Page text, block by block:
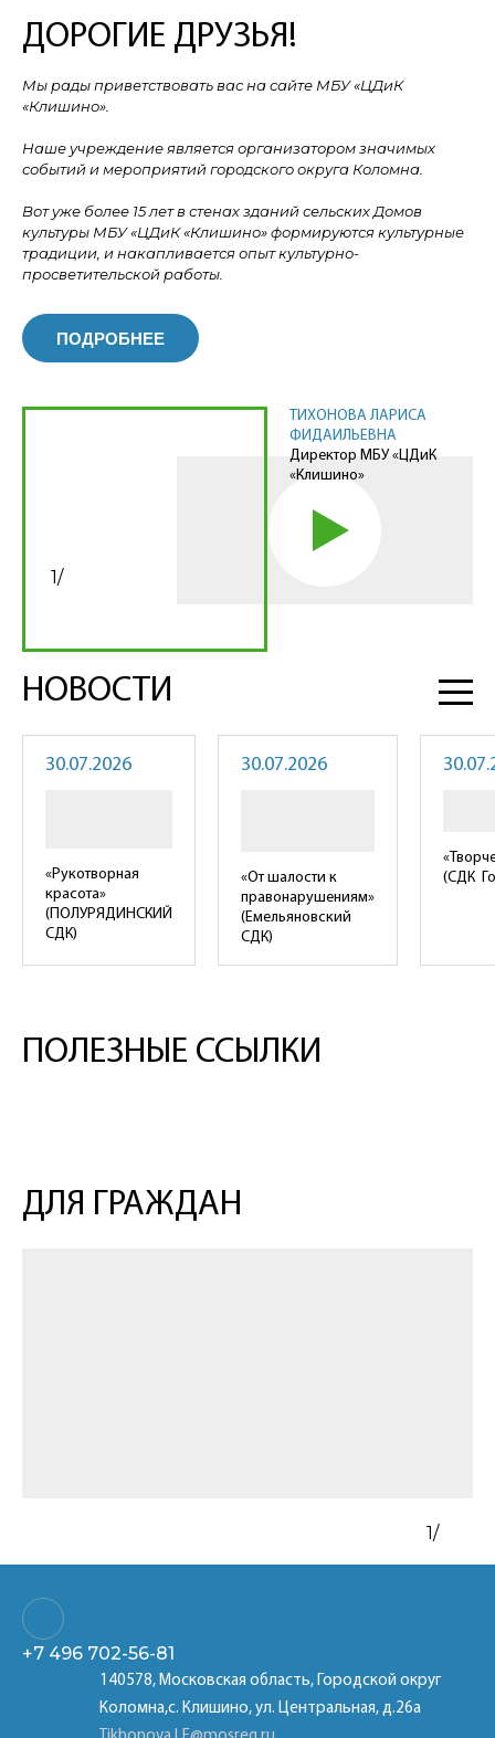
ДОРОГИЕ ДРУЗЬЯ!
Мы рады приветствовать вас на сайте МБУ «ЦДиК
«Клишино».
Наше учреждение является организатором значимых
событий и мероприятий городского округа Коломна.
Вот уже более 15 лет в стенах зданий сельских Домов
культуры МБУ «ЦДиК «Клишино» формируются культурные
традиции, и накапливается опыт культурно-
просветительской работы.
ПОДРОБНЕЕ
ТИХОНОВА ЛАРИСА
ФИДАИЛЬЕВНА
Директор МБУ «ЦДиК
«Клишино»
1/
НОВОСТИ
30.07.2026
«Рукотворная
красота»
(ПОЛУРЯДИНСКИЙ
СДК)
30.07.2026
«От шалости к
правонарушениям»
(Емельяновский
СДК)
(СДК
ПОЛЕЗНЫЕ ССЫЛКИ
ДЛЯ ГРАЖДАН
1/
+7 496 702-56-81
140578, Московская область, Городской округ
Коломна,с. Клишино, ул. Центральная, д.26а